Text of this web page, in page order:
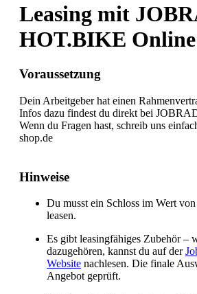
Leasing mit
HOT.BIKE Online
Voraussetzung
Dein Arbeitgeber hat einen
Infos dazu findest du direkt bei
Wenn du Fragen hast, schreib uns
shop.de
Hinweise
Du musst ein Schloss im Wert
leasen.
Es gibt leasingfähiges Zubehör –
dazugehören, kannst du auf der
Website nachlesen. Die finale
Angebot geprüft.